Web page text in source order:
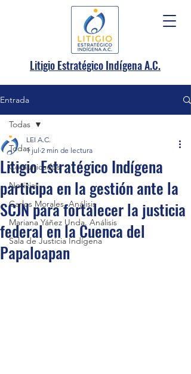
Litigio Estratégico Indígena A.C.
Entrada
Todas
Comunicados
Noticias
Carlos Morales. Análisis
Mariana Yáñez Unda. Análisis
Sala de Justicia Indígena
Todas
Litigio Estratégico Indígena
participa en la gestión ante la
SCJN para fortalecer la justicia
federal en la Cuenca del
Papaloapan
LEI A.C.
1 jul 2 min de lectura